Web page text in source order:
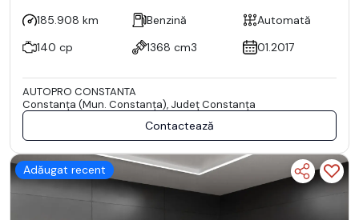
185.908 km Benzină
Automată
140 cp
1368 cm3 01.2017
AUTOPRO CONSTANTA
Constanţa (Mun. Constanţa), Județ Constanţa
Contactează
Adăugat recent